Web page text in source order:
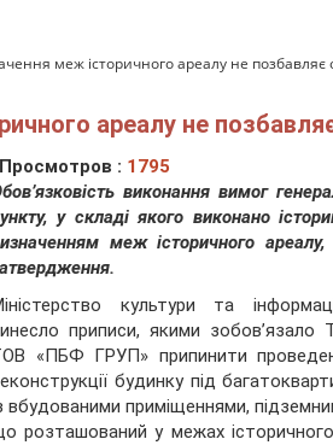
меж історичного ареалу не
ареалу не
Просмотров : 1795
виконання вимог
у складі якого виконано
меж історичного
культури та
приписи, якими зобов’язало
«ПБФ ГРУП» припинити
будинку під
вбудованими приміщеннями,
розташований у межах